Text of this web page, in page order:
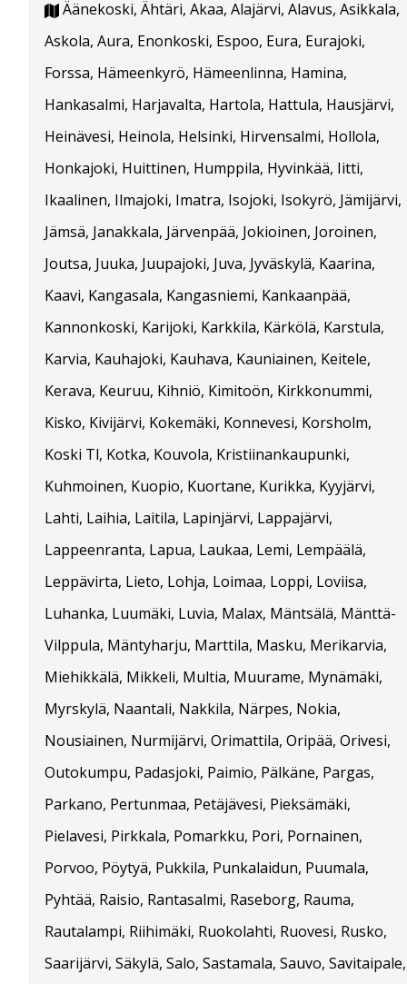
Äänekoski, Ähtäri, Akaa, Alajärvi, Alavus, Asikkala,
Askola, Aura, Enonkoski, Espoo, Eura, Eurajoki,
Forssa, Hämeenkyrö, Hämeenlinna, Hamina,
Hankasalmi, Harjavalta, Hartola, Hattula, Hausjärvi,
Heinävesi, Heinola, Helsinki, Hirvensalmi, Hollola,
Honkajoki, Huittinen, Humppila, Hyvinkää, Iitti,
Ikaalinen, Ilmajoki, Imatra, Isojoki, Isokyrö, Jämijärvi,
Jämsä, Janakkala, Järvenpää, Jokioinen, Joroinen,
Joutsa, Juuka, Juupajoki, Juva, Jyväskylä, Kaarina,
Kaavi, Kangasala, Kangasniemi, Kankaanpää,
Kannonkoski, Karijoki, Karkkila, Kärkölä, Karstula,
Karvia, Kauhajoki, Kauhava, Kauniainen, Keitele,
Kerava, Keuruu, Kihniö, Kimitoön, Kirkkonummi,
Kisko, Kivijärvi, Kokemäki, Konnevesi, Korsholm,
Koski Tl, Kotka, Kouvola, Kristiinankaupunki,
Kuhmoinen, Kuopio, Kuortane, Kurikka, Kyyjärvi,
Lahti, Laihia, Laitila, Lapinjärvi, Lappajärvi,
Lappeenranta, Lapua, Laukaa, Lemi, Lempäälä,
Leppävirta, Lieto, Lohja, Loimaa, Loppi, Loviisa,
Luhanka, Luumäki, Luvia, Malax, Mäntsälä, Mänttä-
Vilppula, Mäntyharju, Marttila, Masku, Merikarvia,
Miehikkälä, Mikkeli, Multia, Muurame, Mynämäki,
Myrskylä, Naantali, Nakkila, Närpes, Nokia,
Nousiainen, Nurmijärvi, Orimattila, Oripää, Orivesi,
Outokumpu, Padasjoki, Paimio, Pälkäne, Pargas,
Parkano, Pertunmaa, Petäjävesi, Pieksämäki,
Pielavesi, Pirkkala, Pomarkku, Pori, Pornainen,
Porvoo, Pöytyä, Pukkila, Punkalaidun, Puumala,
Pyhtää, Raisio, Rantasalmi, Raseborg, Rauma,
Rautalampi, Riihimäki, Ruokolahti, Ruovesi, Rusko,
Saarijärvi, Säkylä, Salo, Sastamala, Sauvo, Savitaipale,